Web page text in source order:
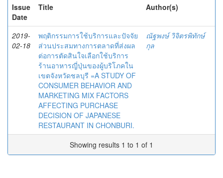
Issue
Date
Title Author(s)
2019-
02-18
พฤติกรรมการใช้บริการและปัจจัย
ส่วนประสมทางการตลาดที่ส่งผล
ต่อการตัดสินใจเลือกใช้บริการ
ร้านอาหารญี่ปุ่นของผู้บริโภคใน
เขตจังหวัดชลบุรี =A STUDY OF
CONSUMER BEHAVIOR AND
MARKETING MIX FACTORS
AFFECTING PURCHASE
DECISION OF JAPANESE
RESTAURANT IN CHONBURI.
ณัฐพงษ์ วิจิตรพิทักษ์
กุล
Showing results 1 to 1 of 1